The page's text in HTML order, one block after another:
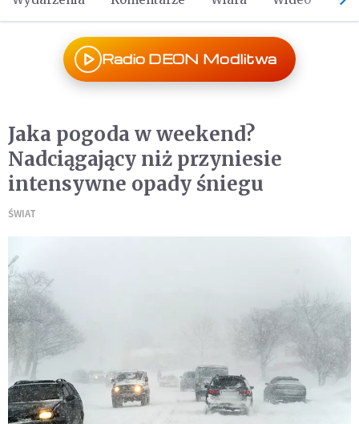
Radio DEON Modlitwa
Jaka pogoda w weekend?
Nadciągający niż przyniesie
intensywne opady śniegu
ŚWIAT